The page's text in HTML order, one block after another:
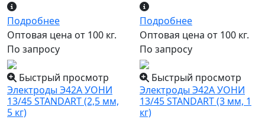
Подробнее
Оптовая цена от 100 кг.
По запросу
Подробнее
Оптовая цена от 100 кг.
По запросу
Быстрый просмотр
Электроды Э42А УОНИ
13/45 STANDART (2,5 мм,
5 кг)
Быстрый просмотр
Электроды Э42А УОНИ
13/45 STANDART (3 мм, 1
кг)